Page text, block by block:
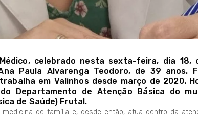
celebrado nesta sexta-feira, dia 18,
Paula Alvarenga Teodoro, de 39 anos.
em Valinhos desde março de 2020.
Departamento de Atenção Básica do
de Saúde) Frutal.
de família e, desde então, atua dentro da